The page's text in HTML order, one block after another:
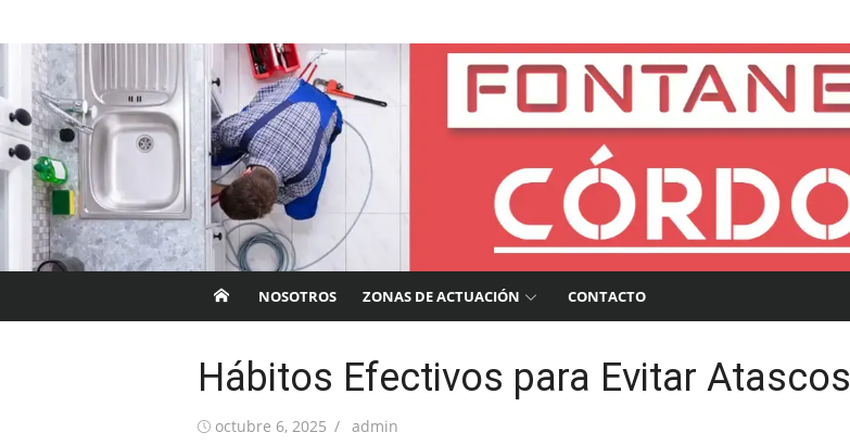
al
contenido
Fontaneros Córdoba
NOSOTROS ZONAS DE ACTUACIÓN CONTACTO
Hábitos Efectivos para Evitar Atascos
Publicada
octubre 6, 2025 Autor
admin